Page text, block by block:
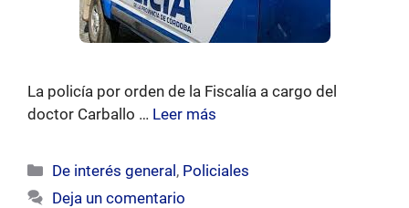
La policía por orden de la Fiscalía a cargo del
doctor Carballo … Leer más
Categorías
De interés general, Policiales
Deja un comentario